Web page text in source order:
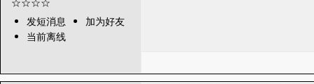
发短消息
加为好友
当前离线